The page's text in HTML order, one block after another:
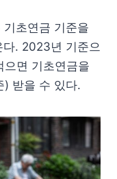
초연금 기준을
다. 2023년 기준으
으면 기초연금을
받을 수 있다.